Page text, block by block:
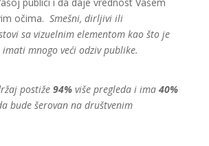
očima. Smešni, dirljivi ili
sa vizuelnim elementom kao što je
mnogo veći odziv publike.
postiže 94%više pregleda i ima 40%
bude šerovan na društvenim